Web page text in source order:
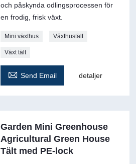
och påskynda odlingsprocessen för
en frodig, frisk växt.
Mini växthus Växthustält
Växt tält
 Send Email detaljer
Garden Mini Greenhouse
Agricultural Green House
Tält med PE-lock